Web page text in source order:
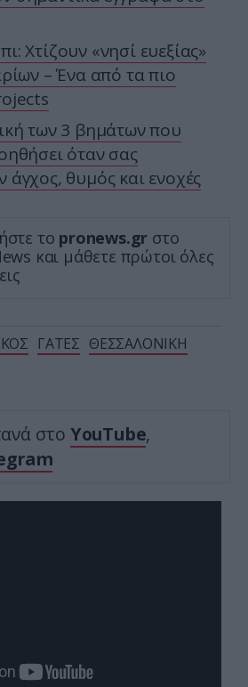
Χτίζουν «νησί ευεξίας»
– Ένα από τα πιο
των 3 βημάτων που
όταν σας
άγχος, θυμός και ενοχές
το pronews.gr στο
και μάθετε πρώτοι όλες
ΓΑΤΕΣ ΘΕΣΣΑΛΟΝΙΚΗ
στο YouTube,